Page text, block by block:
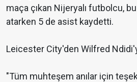
maça çıkan Nijeryalı futbolcu,
atarken 5 de asist kaydetti.
Leicester City'den Wilfred
"Tüm muhteşem anılar için